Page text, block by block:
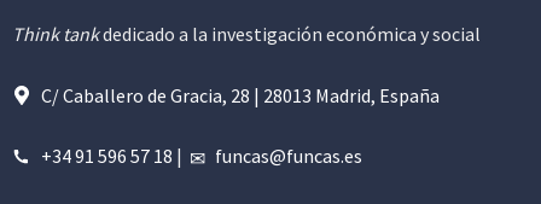
Think tankdedicado a la investigación económica y social
C/ Caballero de Gracia, 28 | 28013 Madrid, España
+34 91 596 57 18 | funcas@funcas.es